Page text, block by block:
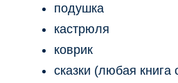
подушка
кастрюля
коврик
сказки (любая книга